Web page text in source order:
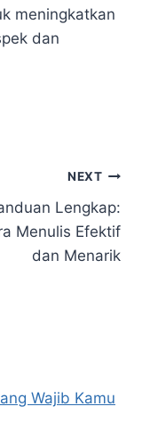
meningkatkan
dan
NEXT
Lengkap:
Menulis Efektif
dan Menarik
Wajib Kamu